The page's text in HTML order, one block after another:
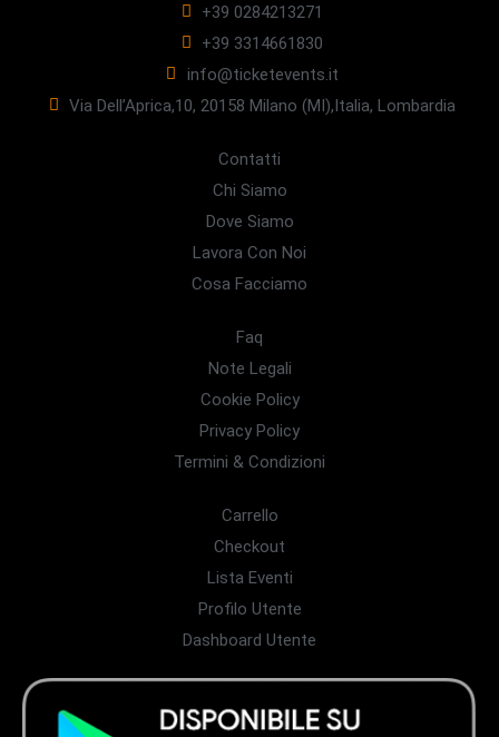
+39 0284213271
+39 3314661830
info@ticketevents.it
Via Dell’Aprica,10, 20158 Milano (MI),Italia, Lombardia
Contatti
Chi Siamo
Dove Siamo
Lavora Con Noi
Cosa Facciamo
Faq
Note Legali
Cookie Policy
Privacy Policy
Termini & Condizioni
Carrello
Checkout
Lista Eventi
Profilo Utente
Dashboard Utente